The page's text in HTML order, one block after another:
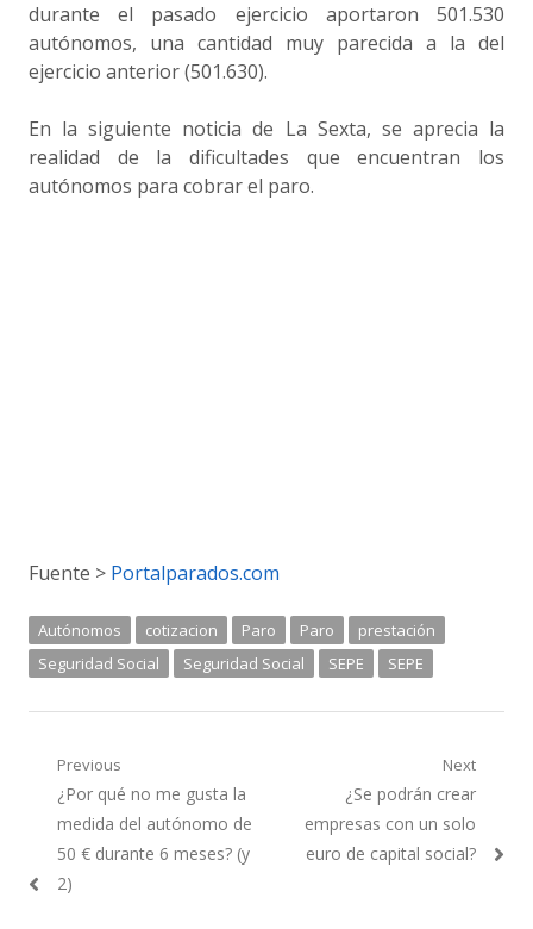
durante el pasado ejercicio aportaron 501.530
autónomos, una cantidad muy parecida a la del
ejercicio anterior (501.630).
En la siguiente noticia de La Sexta, se aprecia la
realidad de la dificultades que encuentran los
autónomos para cobrar el paro.
Fuente > Portalparados.com
Autónomos cotizacion Paro Paro
prestación
Seguridad Social
Seguridad Social SEPE SEPE
Navegación
de
entradas
Previous
Previous
post:
¿Por qué no me gusta la
medida del autónomo de
50 € durante 6 meses? (y
2)
Next
Next
post:
¿Se podrán crear
empresas con un solo
euro de capital social?